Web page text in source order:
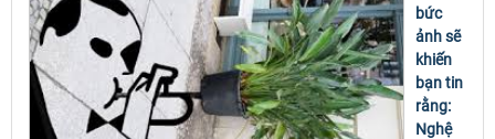
bức
ảnh sẽ
khiến
bạn tin
rằng:
Nghệ